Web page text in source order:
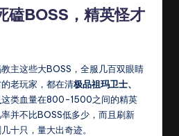
磕BOSS，精英怪才
主这些大BOSS，全服几百双眼睛
老玩家，都在清极品祖玛卫士、
这类血量在800-1500之间的精英
并不比BOSS低多少，而且刷新
十只，量大出奇迹。